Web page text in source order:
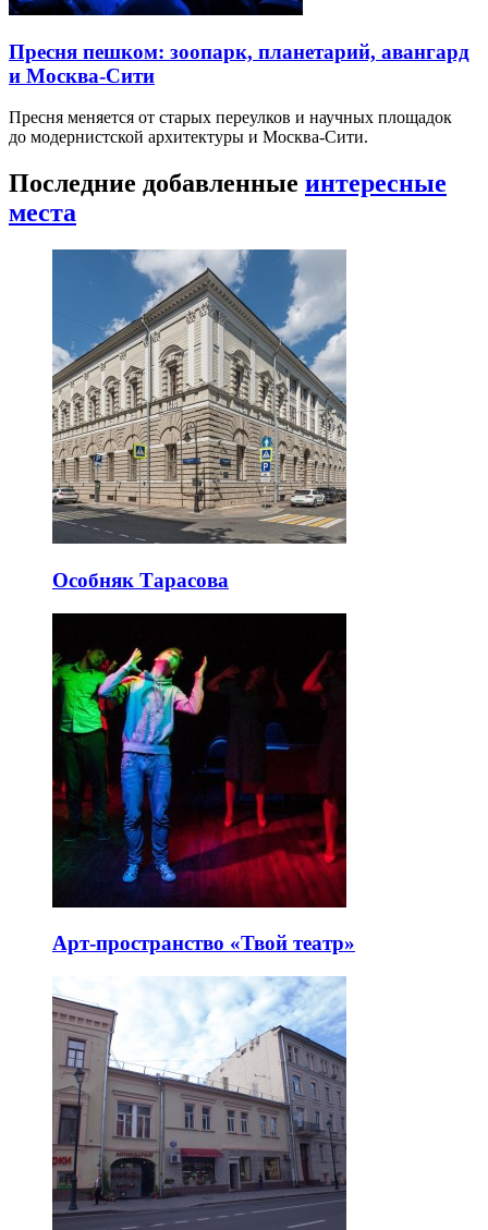
Пресня пешком: зоопарк, планетарий, авангард
и Москва-Сити
Пресня меняется от старых переулков и научных площадок
до модернистской архитектуры и Москва-Сити.
Последние добавленные интересные
места
Особняк Тарасова
Арт-пространство «Твой театр»